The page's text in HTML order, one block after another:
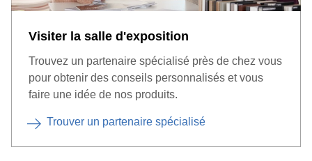
Visiter la salle d'exposition
Trouvez un partenaire spécialisé près de chez vous
pour obtenir des conseils personnalisés et vous
faire une idée de nos produits.
Trouver un partenaire spécialisé